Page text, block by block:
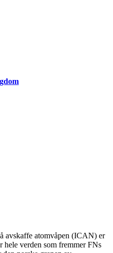
avskaffe atomvåpen (ICAN) er
hele verden som fremmer FNs